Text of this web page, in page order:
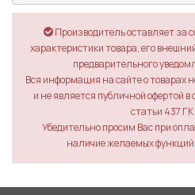
Производитель оставляет за
характеристики товара, его
предварительного
Вся информация на сайте о товарах
и не является публичной офертой в
статьи 437 ГК
Убедительно просим Вас при
наличие желаемых функций